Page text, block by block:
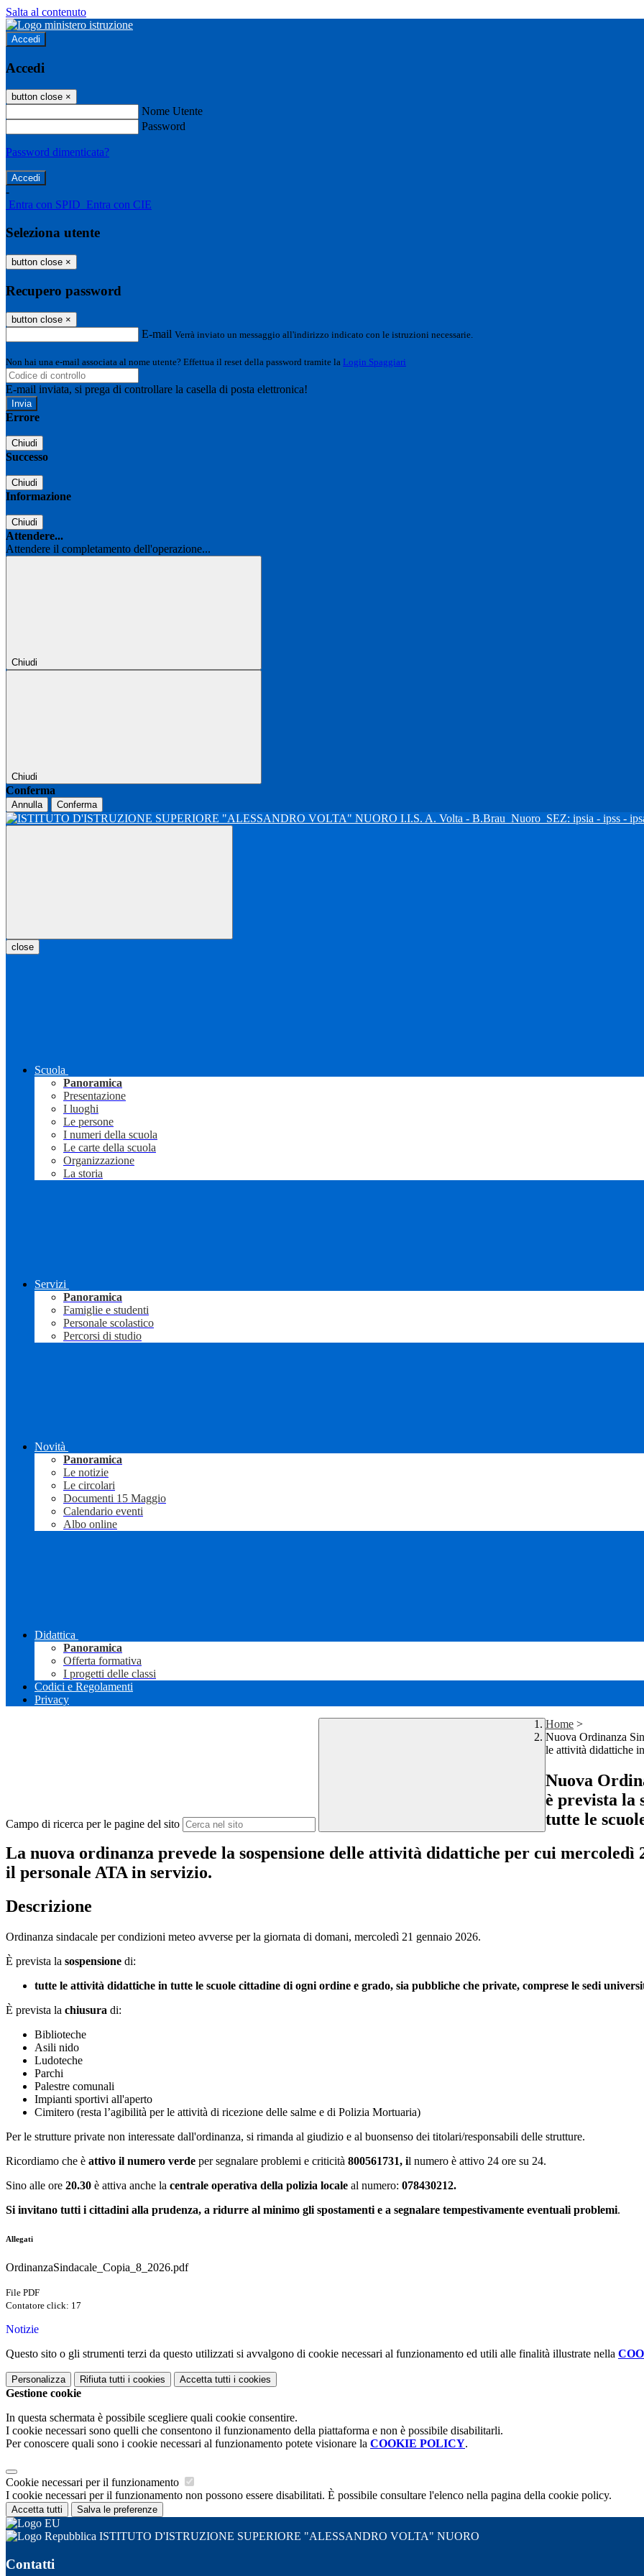
Salta al contenuto
Accedi
Accedi
button close ×
Nome Utente
Password
Password dimenticata?
-
Entra con SPID Entra con CIE
Seleziona utente
button close ×
Recupero password
button close ×
E-mail Verrà inviato un messaggio all'indirizzo indicato con le istruzioni necessarie.
Non hai una e-mail associata al nome utente? Effettua il reset della password tramite la Login Spaggiari
E-mail inviata, si prega di controllare la casella di posta elettronica!
Errore
Chiudi
Successo
Chiudi
Informazione
Chiudi
Attendere...
Attendere il completamento dell'operazione...
Chiudi
Chiudi
Conferma
Annulla Conferma
I.I.S. A. Volta - B.Brau Nuoro SEZ: ipsia - ipss -
close
Scuola
Panoramica
Presentazione
I luoghi
Le persone
I numeri della scuola
Le carte della scuola
Organizzazione
La storia
Servizi
Panoramica
Famiglie e studenti
Personale scolastico
Percorsi di studio
Novità
Panoramica
Le notizie
Le circolari
Documenti 15 Maggio
Calendario eventi
Albo online
Didattica
Panoramica
Offerta formativa
I progetti delle classi
Codici e Regolamenti
Privacy
Campo di ricerca per le pagine del sito
Home >
Nuova Ordinanza
le attività didattiche
Nuova
è prevista la
tutte le
La nuova ordinanza prevede la sospensione delle attività didattiche per cui
il personale ATA in servizio.
Descrizione
Ordinanza sindacale per condizioni meteo avverse per la giornata di domani, mercoledì 21 gennaio 2026.
È prevista la sospensione di:
tutte le attività didattiche in tutte le scuole cittadine di ogni ordine e grado, sia pubbliche che private, comprese le sedi
È prevista la chiusura di:
Biblioteche
Asili nido
Ludoteche
Parchi
Palestre comunali
Impianti sportivi all'aperto
Cimitero (resta l’agibilità per le attività di ricezione delle salme e di Polizia Mortuaria)
Per le strutture private non interessate dall'ordinanza, si rimanda al giudizio e al buonsenso dei titolari/responsabili delle strutture.
Ricordiamo che è attivo il numero verde per segnalare problemi e criticità 800561731, il numero è attivo 24 ore su 24.
Sino alle ore 20.30 è attiva anche la centrale operativa della polizia locale al numero: 078430212.
Si invitano tutti i cittadini alla prudenza, a ridurre al minimo gli spostamenti e a segnalare tempestivamente eventuali problemi.
Allegati
OrdinanzaSindacale_Copia_8_2026.pdf
File PDF
Contatore click: 17
Notizie
Questo sito o gli strumenti terzi da questo utilizzati si avvalgono di cookie necessari al funzionamento ed utili alle finalità illustrate nella
Personalizza Rifiuta tutti i cookies Accetta tutti i cookies
Gestione cookie
In questa schermata è possibile scegliere quali cookie consentire.
I cookie necessari sono quelli che consentono il funzionamento della piattaforma e non è possibile disabilitarli.
Per conoscere quali sono i cookie necessari al funzionamento potete visionare la COOKIE POLICY.
Cookie necessari per il funzionamento
I cookie necessari per il funzionamento non possono essere disabilitati. È possibile consultare l'elenco nella pagina della cookie policy.
Accetta tutti Salva le preferenze
ISTITUTO D'ISTRUZIONE SUPERIORE "ALESSANDRO VOLTA" NUORO
Contatti